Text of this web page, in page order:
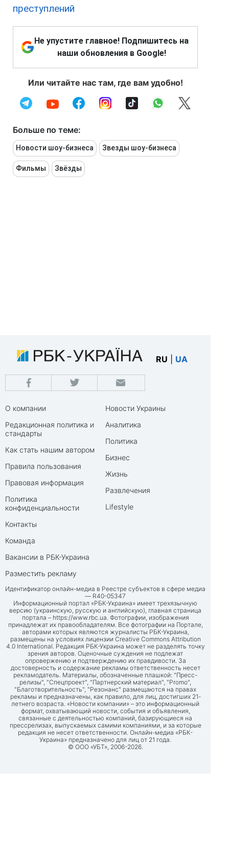
преступлений
Не упустите главное! Подпишитесь на
наши обновления в Google!
Или читайте нас там, где вам удобно!
Больше по теме:
Новости шоу-бизнеса Звезды шоу-бизнеса
Фильмы Звёзды
RU UA
О компании
Редакционная политика и
стандарты
Как стать нашим автором
Правила пользования
Правовая информация
Политика
конфиденциальности
Контакты
Команда
Вакансии в РБК-Украина
Разместить рекламу
Новости Украины
Аналитика
Политика
Бизнес
Жизнь
Развлечения
Lifestyle
Идентификатор онлайн-медиа в Реестре субъектов в сфере медиа
— R40-05347
Информационный портал «РБК-Украина» имеет трехязычную
версию (украинскую, русскую и английскую), главная страница
портала – https://www.rbc.ua. Фотографии, изображения
принадлежат их правообладателям. Все фотографии на Портале,
авторами которых являются журналисты РБК-Украина,
размещены на условиях лицензии Creative Commons Attribution
4.0 International. Редакция РБК-Украина может не разделять точку
зрения авторов. Оценочные суждения не подлежат
опровержению и подтверждению их правдивости. За
достоверность и содержание рекламы ответственность несет
рекламодатель. Материалы, обозначенные плашкой: "Пресс-
релизы", "Спецпроект", "Партнерский материал", "Promo",
"Благотворительность", "Резонанс" размещаются на правах
рекламы и предназначены, как правило, для лиц, достигших 21-
летнего возраста. «Новости компании» – это информационный
формат, охватывающий новости, события и объявления,
связанные с деятельностью компаний, базирующиеся на
прессрелизах, выпускаемых самими компаниями, и за которые
редакция не несет ответственности. Онлайн-медиа «РБК-
Украина» предназначено для лиц от 21 года.
© ООО «УБТ», 2006-2026.